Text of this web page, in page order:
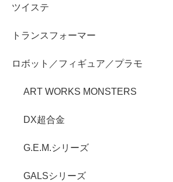
ツイステ
トランスフォーマー
ロボット／フィギュア／プラモ
ART WORKS MONSTERS
DX超合金
G.E.M.シリーズ
GALSシリーズ